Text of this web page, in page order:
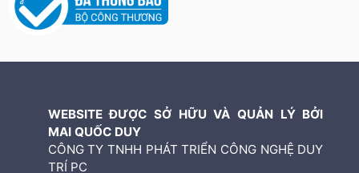
WEBSITE ĐƯỢC SỞ HỮU VÀ QUẢN LÝ BỞI
MAI QUỐC DUY
CÔNG TY TNHH PHÁT TRIỂN CÔNG NGHỆ DUY
TRÍ PC